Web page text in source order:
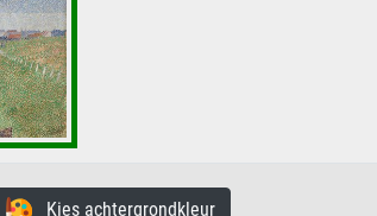
Kies achtergrondkleur